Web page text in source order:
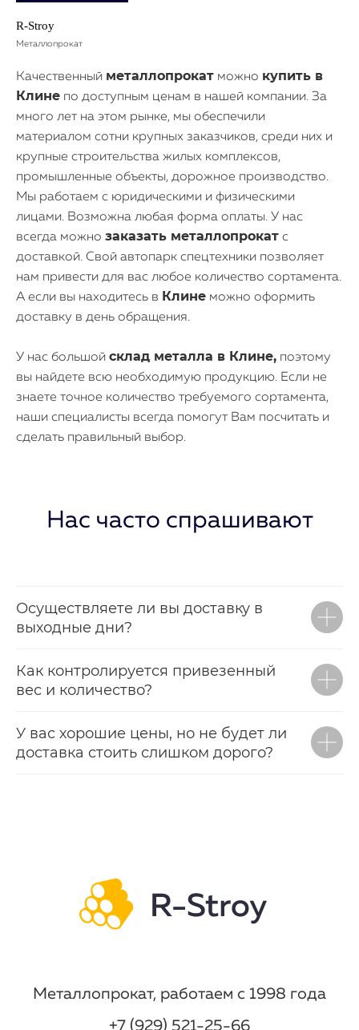
R-Stroy
Металлопрокат
Качественный металлопрокат можно купить в
Клине по доступным ценам в нашей компании. За
много лет на этом рынке, мы обеспечили
материалом сотни крупных заказчиков, среди них и
крупные строительства жилых комплексов,
промышленные объекты, дорожное производство.
Мы работаем с юридическими и физическими
лицами. Возможна любая форма оплаты. У нас
всегда можно заказать металлопрокат с
доставкой. Свой автопарк спецтехники позволяет
нам привести для вас любое количество сортамента.
А если вы находитесь в Клине можно оформить
доставку в день обращения.
У нас большой склад металла в Клине, поэтому
вы найдете всю необходимую продукцию. Если не
знаете точное количество требуемого сортамента,
наши специалисты всегда помогут Вам посчитать и
сделать правильный выбор.
Нас часто спрашивают
Осуществляете ли вы доставку в
выходные дни?
Как контролируется привезенный
вес и количество?
У вас хорошие цены, но не будет ли
доставка стоить слишком дорого?
Металлопрокат, работаем с 1998 года
+7 (929) 521-25-66